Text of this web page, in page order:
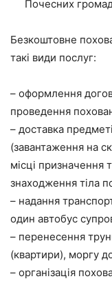
Почесних
Безкоштовне
такі види послуг:
– оформлення
проведення
– доставка
(завантаження на
місці призначення
знаходження тіла
– надання
один автобус
– перенесення
(квартири), моргу
– організація